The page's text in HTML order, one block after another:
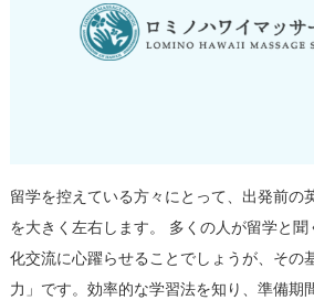
留学を控えている方々にとって、出発前の
を大きく左右します。 多くの人が留学と
化交流に心躍らせることでしょうが、その
力」です。効率的な学習法を知り、準備期